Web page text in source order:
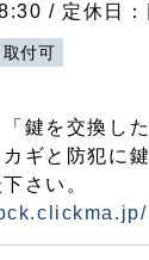
/ 定休日：
取付可
「鍵を交換し
ギと防犯に
さい。